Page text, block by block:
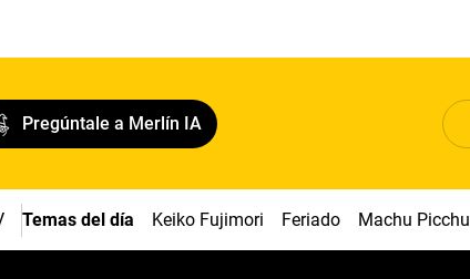
Pregúntale a Merlín IA
Temas del día Keiko Fujimori Feriado Machu Picchu